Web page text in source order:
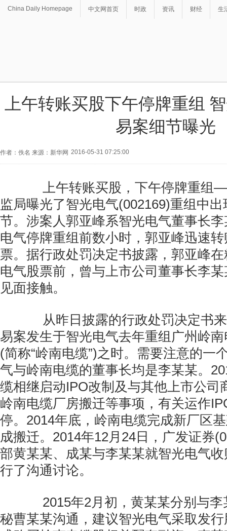
China Daily Homepage 中文网首页 时政 资讯 财经 生
上午转账买股下午停牌重组
易案细节曝光
作者：佚名 来源：新华网 2016-05-31 07:25:00
上午转账买股，下午停牌重组
监局曝光了智光电气(002169)重组中
节。涉案人郭亚峰系智光电气董事长
电气停牌重组前数小时，郭亚峰迅速
票。据行政处罚决定书披露，郭亚峰
电气股票前，曾与上市公司董事长李
见面接触。
从昨日披露的行政处罚决定书来
易案发生于智光电气去年重组广州岭
(简称“岭南电缆”)之时。需要注意的一
气与岭南电缆的董事长均是李某某。
缆相继启动IPO改制及与其他上市公司
岭南电缆厂房搬迁等事项，有关运作
停。2014年底，岭南电缆完成新厂区
成搬迁。2014年12月24日，广发证券
部黄某某、成某与李某某就智光电气
行了沟通讨论。
2015年2月初，黄某某分别与李
秘曹某某沟通，建议智光电气采取发